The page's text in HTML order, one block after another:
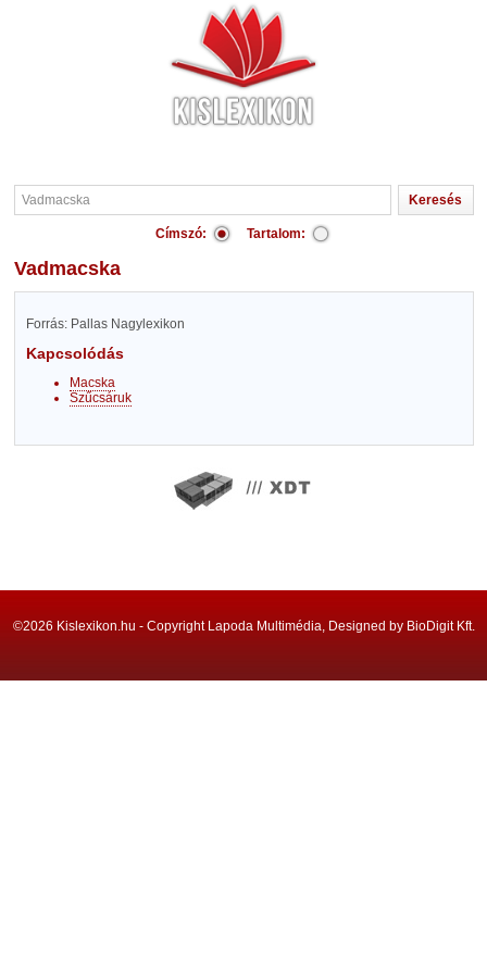
Címszó: Tartalom:
Vadmacska
Forrás: Pallas Nagylexikon
Kapcsolódás
Macska
Szűcsáruk
©2026 Kislexikon.hu - Copyright Lapoda Multimédia, Designed by BioDigit Kft.